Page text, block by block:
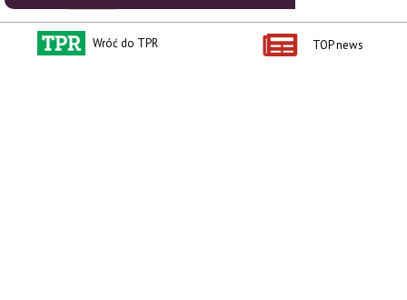
Wróć do TPR TOP news